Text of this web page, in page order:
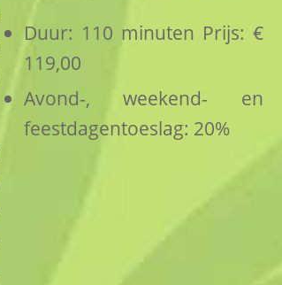
Duur: 110 minuten Prijs: €
119,00
Avond-, weekend- en
feestdagentoeslag: 20%